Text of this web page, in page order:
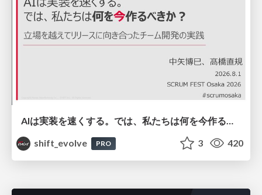
AIは実装を速くする。では、私たちは何を今作るべきか？－立場を越えてリリースに向き合ったチーム開発の実践 / 20260801 Hiromi Nakaya and Naoki Takahashi
shift_evolve
PRO 3 420